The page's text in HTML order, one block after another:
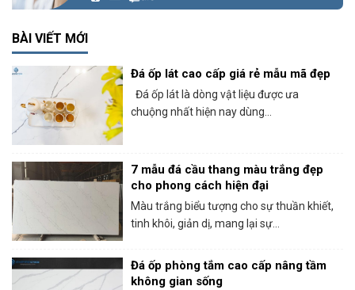
BÀI VIẾT MỚI
Đá ốp lát cao cấp giá rẻ mẫu mã đẹp
Đá ốp lát là dòng vật liệu được ưa
chuộng nhất hiện nay dùng...
7 mẫu đá cầu thang màu trắng đẹp
cho phong cách hiện đại
Màu trắng biểu tượng cho sự thuần khiết,
tinh khôi, giản dị, mang lại sự...
Đá ốp phòng tắm cao cấp nâng tầm
không gian sống